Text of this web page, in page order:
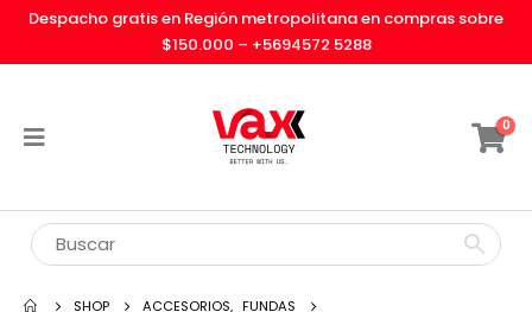
Despacho gratis en Región metropolitana en compras sobre
$150.000 – +5694572 5288
0
SHOP ACCESORIOS, FUNDAS